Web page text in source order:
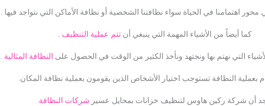
محور اهتمامنا في الحياة سواء نظافتنا الشخصية أو نظافة الأماكن التي نتواجد فيها .
كما أيضاً من الأشياء المهمة التي ينبغي أن تتم عملية التنظيف .
التي نهتم بها ونجتهد ونأخذ الكثير من الوقت في الحصول على النظافة المثالية .
بعملية النظافة تستوجب اختيار الأشخاص الذين يقومون بعملية نظافة المكان.
أن شركة ركين هاوس لتنظيف خزانات بمحايل عسير شركات النظافة.